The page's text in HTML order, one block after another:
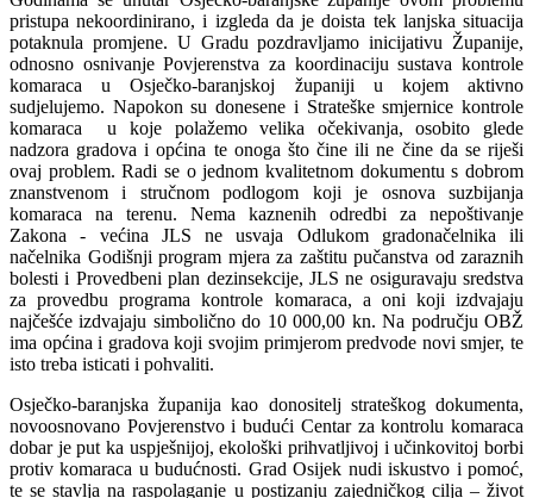
pristupa nekoordinirano, i izgleda da je doista tek lanjska situacija
potaknula promjene. U Gradu pozdravljamo inicijativu Županije,
odnosno osnivanje Povjerenstva za koordinaciju sustava kontrole
komaraca u Osječko-baranjskoj županiji u kojem aktivno
sudjelujemo. Napokon su donesene i Strateške smjernice kontrole
komaraca u koje polažemo velika očekivanja, osobito glede
nadzora gradova i općina te onoga što čine ili ne čine da se riješi
ovaj problem. Radi se o jednom kvalitetnom dokumentu s dobrom
znanstvenom i stručnom podlogom koji je osnova suzbijanja
komaraca na terenu. Nema kaznenih odredbi za nepoštivanje
Zakona - većina JLS ne usvaja Odlukom gradonačelnika ili
načelnika Godišnji program mjera za zaštitu pučanstva od zaraznih
bolesti i Provedbeni plan dezinsekcije, JLS ne osiguravaju sredstva
za provedbu programa kontrole komaraca, a oni koji izdvajaju
najčešće izdvajaju simbolično do 10 000,00 kn. Na području OBŽ
ima općina i gradova koji svojim primjerom predvode novi smjer, te
isto treba isticati i pohvaliti.
Osječko-baranjska županija kao donositelj strateškog dokumenta,
novoosnovano Povjerenstvo i budući Centar za kontrolu komaraca
dobar je put ka uspješnijoj, ekološki prihvatljivoj i učinkovitoj borbi
protiv komaraca u budućnosti. Grad Osijek nudi iskustvo i pomoć,
te se stavlja na raspolaganje u postizanju zajedničkog cilja – život